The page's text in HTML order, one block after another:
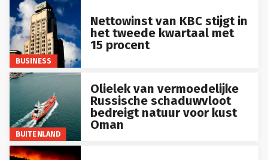
BUSINESS
Nettowinst van KBC stijgt in
het tweede kwartaal met
15 procent
BUITENLAND
Olielek van vermoedelijke
Russische schaduwvloot
bedreigt natuur voor kust
Oman